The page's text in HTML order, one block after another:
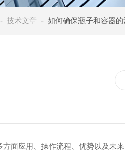
-技术文章 - 如何确保瓶子和容器的清洁
面应用、操作流程、优势以及未